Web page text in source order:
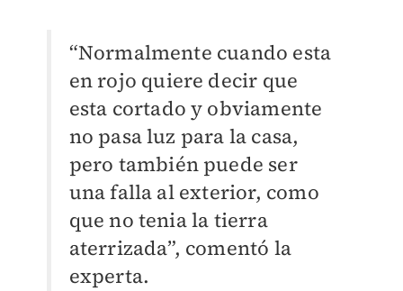
“Normalmente cuando esta
en rojo quiere decir que
esta cortado y obviamente
no pasa luz para la casa,
pero también puede ser
una falla al exterior, como
que no tenia la tierra
aterrizada”, comentó la
experta.